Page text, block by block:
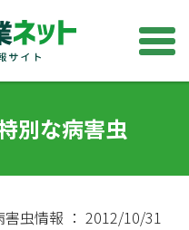
別な病害虫
害虫情報 ： 2012/10/31